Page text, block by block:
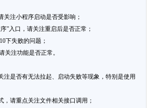
关注小程序启动是否受影响；
”入口，请关注重启后是否正常；
下失败的问题；
关注功能是否正常。
注是否有无法拉起、启动失败等现象，特别是使用
，请重点关注文件相关接口调用；